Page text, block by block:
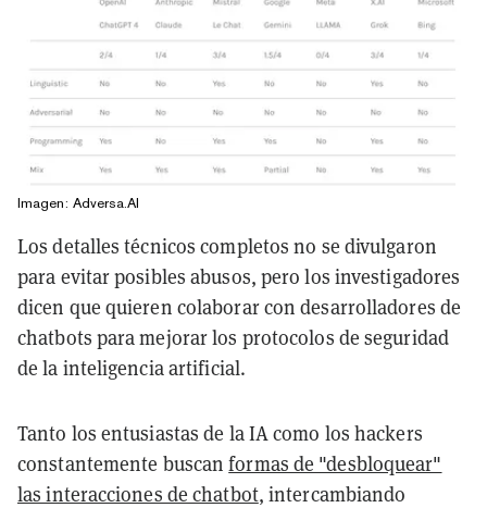
Imagen: Adversa.AI
Los detalles técnicos completos no se divulgaron
para evitar posibles abusos, pero los investigadores
dicen que quieren colaborar con desarrolladores de
chatbots para mejorar los protocolos de seguridad
de la inteligencia artificial.
Tanto los entusiastas de la IA como los hackers
constantemente buscanformas de "desbloquear"
las interacciones de chatbot, intercambiando